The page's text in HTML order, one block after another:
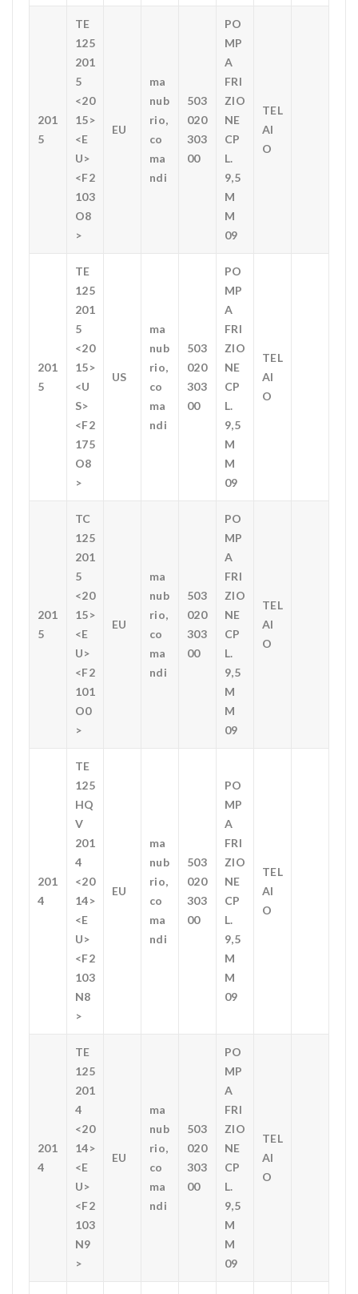
201
5
TE
125
201
5
<20
15>
<E
U>
<F2
103
O8
>
EU
ma
nub
rio,
co
ma
ndi
503
020
303
00
PO
MP
A
FRI
ZIO
NE
CP
L.
9,5
M
M
09
TEL
AI
O
201
5
TE
125
201
5
<20
15>
<U
S>
<F2
175
O8
>
US
ma
nub
rio,
co
ma
ndi
503
020
303
00
PO
MP
A
FRI
ZIO
NE
CP
L.
9,5
M
M
09
TEL
AI
O
201
5
TC
125
201
5
<20
15>
<E
U>
<F2
101
O0
>
EU
ma
nub
rio,
co
ma
ndi
503
020
303
00
PO
MP
A
FRI
ZIO
NE
CP
L.
9,5
M
M
09
TEL
AI
O
201
4
TE
125
HQ
V
201
4
<20
14>
<E
U>
<F2
103
N8
>
EU
ma
nub
rio,
co
ma
ndi
503
020
303
00
PO
MP
A
FRI
ZIO
NE
CP
L.
9,5
M
M
09
TEL
AI
O
201
4
TE
125
201
4
<20
14>
<E
U>
<F2
103
N9
>
EU
ma
nub
rio,
co
ma
ndi
503
020
303
00
PO
MP
A
FRI
ZIO
NE
CP
L.
9,5
M
M
09
TEL
AI
O